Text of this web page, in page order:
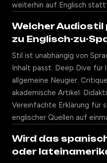
weiterhin auf Englisch
Welcher
zu Englisch-zu-
Stil ist unabhängig von
Inhalt passt. Deep Dive für
allgemeine Neugier.
akademische Artikel.
Vereinfachte Erklärung für
englischer Quellen auf
Wird das
oder